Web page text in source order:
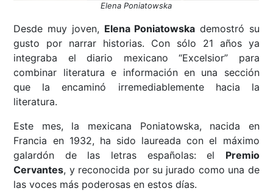
Elena Poniatowska
Desde muy joven, Elena Poniatowska demostró su
gusto por narrar historias. Con sólo 21 años ya
integraba el diario mexicano “Excelsior” para
combinar literatura e información en una sección
que la encaminó irremediablemente hacia la
literatura.
Este mes, la mexicana Poniatowska, nacida en
Francia en 1932, ha sido laureada con el máximo
galardón de las letras españolas: el Premio
Cervantes, y reconocida por su jurado como una de
las voces más poderosas en estos días.